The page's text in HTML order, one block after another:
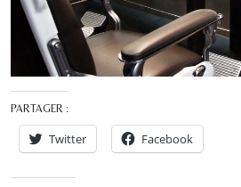
PARTAGER :
Twitter Facebook